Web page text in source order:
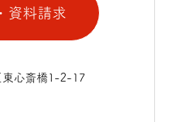
資料請求
心斎橋1-2-17